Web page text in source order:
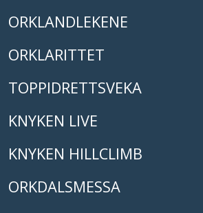
ORKLANDLEKENE
ORKLARITTET
TOPPIDRETTSVEKA
KNYKEN LIVE
KNYKEN HILLCLIMB
ORKDALSMESSA